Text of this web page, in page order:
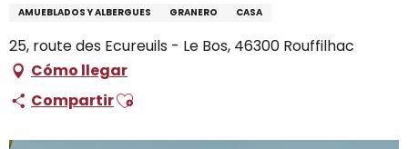
AMUEBLADOS Y ALBERGUES GRANERO CASA
25, route des Ecureuils - Le Bos, 46300 Rouffilhac
Cómo llegar
CompartirAjouter aux favoris